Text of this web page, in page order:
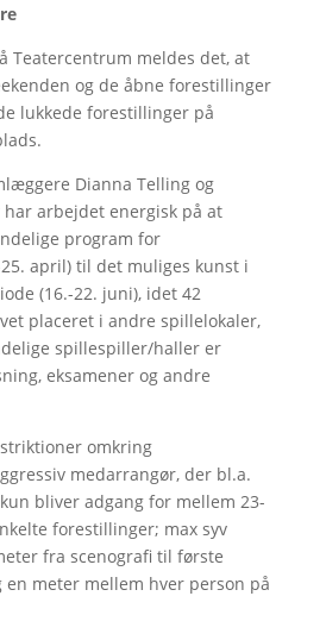
Teatercentrum meldes det, at
og de åbne forestillinger
lukkede forestillinger på
Dianna Telling og
arbejdet energisk på at
program for
april) til det muliges kunst i
(16.-22. juni), idet 42
placeret i andre spillelokaler,
spillespiller/haller er
eksamener og andre
omkring
medarrangør, der bl.a.
bliver adgang for mellem 23-
forestillinger; max syv
fra scenografi til første
meter mellem hver person på